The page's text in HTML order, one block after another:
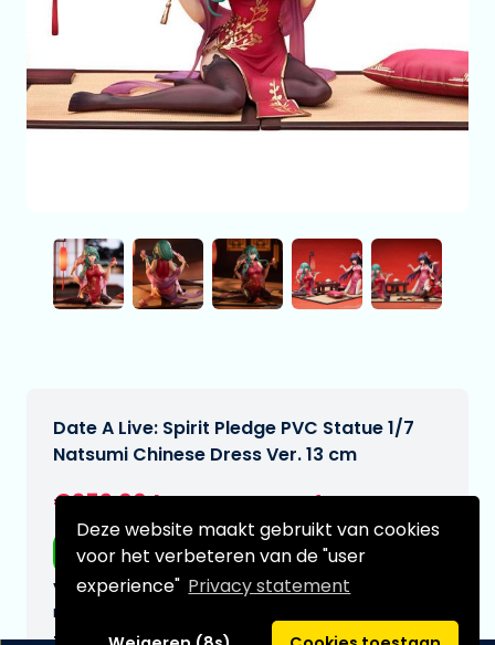
Deze website maakt gebruikt van cookies
voor het verbeteren van de "user
experience" Privacy statement
Date A Live: Spirit Pledge PVC Statue 1/7
Natsumi Chinese Dress Ver. 13 cm
€259,00
Gratis verzending
Verwachtte leverdatum:
n.v.t.